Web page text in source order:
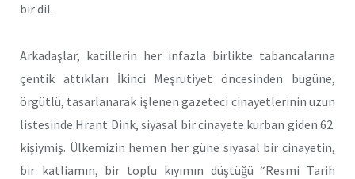
bir dil.
Arkadaşlar, katillerin her infazla birlikte tabancalarına
çentik attıkları İkinci Meşrutiyet öncesinden bugüne,
örgütlü, tasarlanarak işlenen gazeteci cinayetlerinin uzun
listesinde Hrant Dink, siyasal bir cinayete kurban giden 62.
kişiymiş. Ülkemizin hemen her güne siyasal bir cinayetin,
bir katliamın, bir toplu kıyımın düştüğü “Resmi Tarih